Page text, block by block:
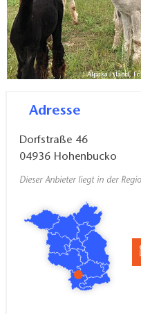
Kamin gemütlich
summenden
irgendwie beruhigend.
Wanderung mit den
dem Programm, und
Alpaka Island,
Adresse
Dorfstraße 46
04936 Hohenbucko
Dieser Anbieter liegt in der